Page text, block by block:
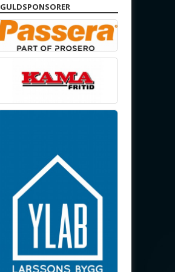
GULDSPONSORER